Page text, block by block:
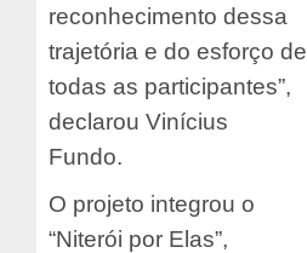
reconhecimento dessa
trajetória e do esforço de
todas as participantes”,
declarou Vinícius
Fundo.
O projeto integrou o
“Niterói por Elas”,